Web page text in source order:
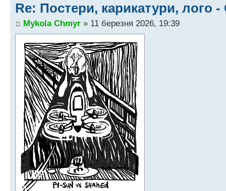
Re: Постери, карикатури, лого
Mykola Chmyr » 11 березня 2026, 19:39